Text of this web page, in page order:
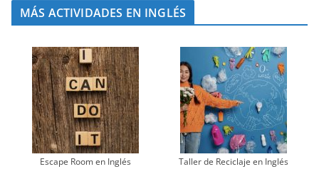
MÁS ACTIVIDADES EN INGLÉS
Escape Room en Inglés Taller de Reciclaje en Inglés